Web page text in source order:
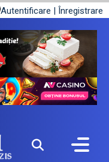
Autentificare | Înregistrare